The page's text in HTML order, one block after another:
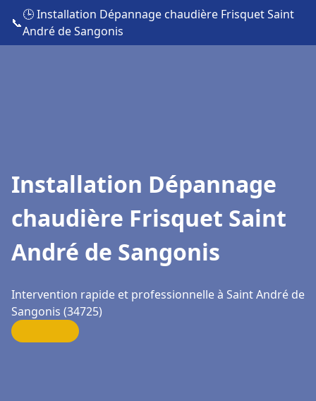
📞
🕒 Installation Dépannage chaudière Frisquet Saint
André de Sangonis
Installation Dépannage
chaudière Frisquet Saint
André de Sangonis
Intervention rapide et professionnelle à Saint André de
Sangonis (34725)